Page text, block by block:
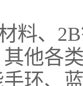
料、
他各
环、